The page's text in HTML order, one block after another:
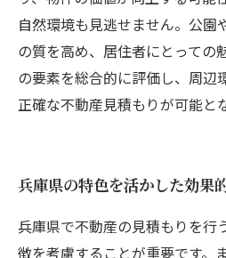
自然環境も見逃せません。公園
の質を高め、居住者にとっての
の要素を総合的に評価し、周辺
正確な不動産見積もりが可能と
兵庫県の特色を活かした効果
兵庫県で不動産の見積もりを行
徴を考慮することが重要です。